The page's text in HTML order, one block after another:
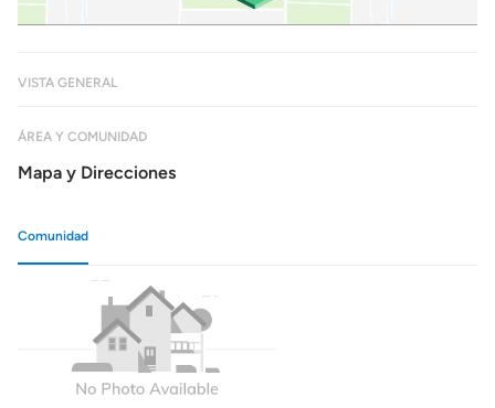
VISTA GENERAL
ÁREA Y COMUNIDAD
Mapa y Direcciones
Comunidad